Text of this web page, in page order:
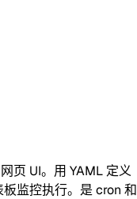
页 UI。用 YAML 定义
监控执行。是 cron 和